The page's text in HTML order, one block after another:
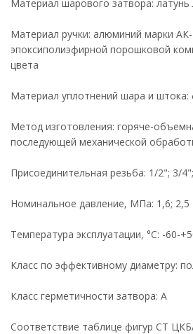
Материал шарового затвора: латунь
Материал ручки: алюминий марки
эпоксиполиэфирной порошковой
цвета
Материал уплотнений шара и штока:
Метод изготовления: горяче-
последующей механической
Присоединительная резьба: 1/2"; 3/
Номинальное давление, МПа: 1,6; 2,5
Температура эксплуатации, °С: -60-
Класс по эффективному диаметру:
Класс герметичности затвора: А
Соответствие таблице фигур СТ